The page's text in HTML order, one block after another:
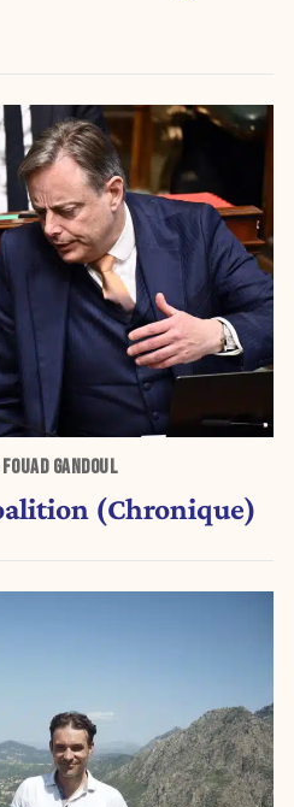
GANDOUL
(Chronique)